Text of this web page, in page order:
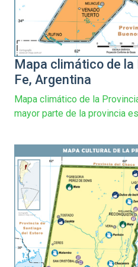
Mapa climático de
Fe, Argentina
Mapa climático de la
mayor parte de la provincia